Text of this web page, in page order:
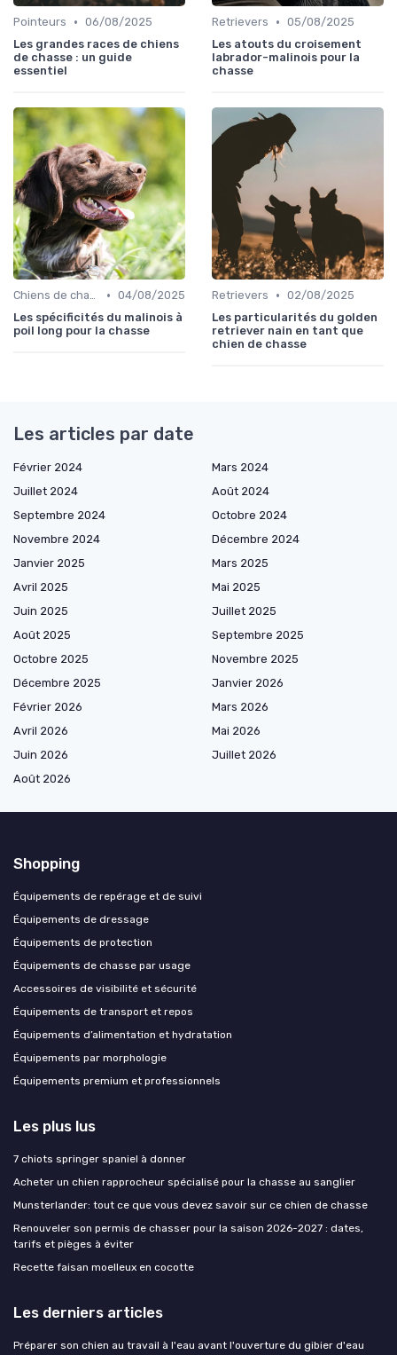
Pointeurs • 06/08/2025
Les grandes races de chiens
de chasse : un guide
essentiel
Retrievers • 05/08/2025
Les atouts du croisement
labrador-malinois pour la
chasse
Chiens de chasse au sanglier • 04/08/2025
Les spécificités du malinois à
poil long pour la chasse
Retrievers • 02/08/2025
Les particularités du golden
retriever nain en tant que
chien de chasse
Les articles par date
Février 2024
Mars 2024
Juillet 2024
Août 2024
Septembre 2024
Octobre 2024
Novembre 2024
Décembre 2024
Janvier 2025
Mars 2025
Avril 2025
Mai 2025
Juin 2025
Juillet 2025
Août 2025
Septembre 2025
Octobre 2025
Novembre 2025
Décembre 2025
Janvier 2026
Février 2026
Mars 2026
Avril 2026
Mai 2026
Juin 2026
Juillet 2026
Août 2026
Shopping
Équipements de repérage et de suivi
Équipements de dressage
Équipements de protection
Équipements de chasse par usage
Accessoires de visibilité et sécurité
Équipements de transport et repos
Équipements d’alimentation et hydratation
Équipements par morphologie
Équipements premium et professionnels
Les plus lus
7 chiots springer spaniel à donner
Acheter un chien rapprocheur spécialisé pour la chasse au sanglier
Munsterlander: tout ce que vous devez savoir sur ce chien de chasse
Renouveler son permis de chasser pour la saison 2026-2027 : dates,
tarifs et pièges à éviter
Recette faisan moelleux en cocotte
Les derniers articles
Préparer son chien au travail à l'eau avant l'ouverture du gibier d'eau